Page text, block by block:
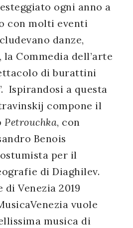
ogni anno a
con molti eventi
danze,
Commedia dell’arte
di burattini
Ispirandosi a questa
compone il
Petrouchka, con
Benois
per il
di Diaghilev.
Venezia 2019
vuole
musica di